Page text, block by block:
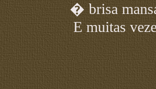
� brisa
E muitas